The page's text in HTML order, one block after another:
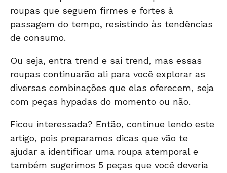
roupas que seguem firmes e fortes à
passagem do tempo, resistindo às tendências
de consumo.
Ou seja, entra trend e sai trend, mas essas
roupas continuarão ali para você explorar as
diversas combinações que elas oferecem, seja
com peças hypadas do momento ou não.
Ficou interessada? Então, continue lendo este
artigo, pois preparamos dicas que vão te
ajudar a identificar uma roupa atemporal e
também sugerimos 5 peças que você deveria